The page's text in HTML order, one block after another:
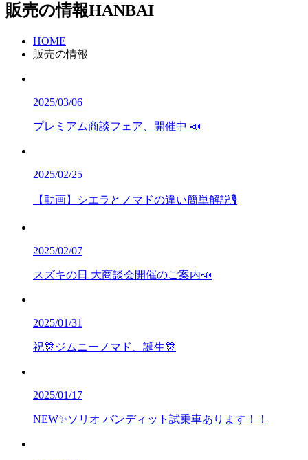
販売の情報HANBAI
HOME
販売の情報
2025/03/06
プレミアム商談フェア、開催中 📣
2025/02/25
【動画】シエラとノマドの違い簡単解説🎙
2025/02/07
スズキの日 大商談会開催のご案内📣
2025/01/31
祝🎊ジムニーノマド、誕生🎊
2025/01/17
NEW✨ソリオ バンディット試乗車あります！！